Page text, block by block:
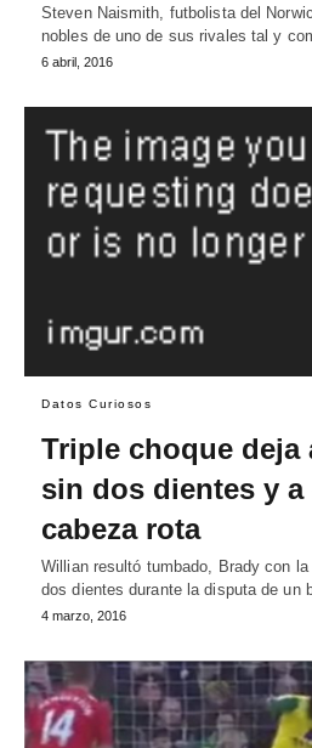
Steven Naismith, futbolista del
nobles de uno de sus rivales tal y
6 abril, 2016
Datos Curiosos
Triple choque deja
sin dos dientes y
cabeza rota
Willian resultó tumbado, Brady con
dos dientes durante la disputa de un
4 marzo, 2016